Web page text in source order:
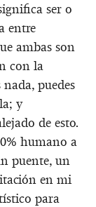
ser o
entre
ambas son
con la
puedes
y
de esto.
humano a
puente, un
en mi
para